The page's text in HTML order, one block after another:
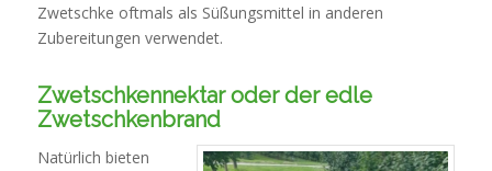
Zwetschke oftmals als Süßungsmittel in anderen
Zubereitungen verwendet.
Zwetschkennektar oder der edle
Zwetschkenbrand
Natürlich bieten